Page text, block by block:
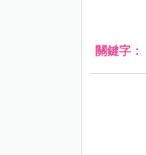
關鍵字：